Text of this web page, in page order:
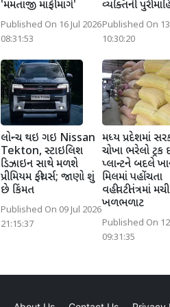
'મમતાજી માફી માંગે'
Published On 16 Jul 2026
08:31:53
વ્યક્તિની પુરી
Published On 13
10:30:20
લોન્ચ થઇ ગઇ Nissan
Tekton, સ્ટાઇલિશ
ડિઝાઇન સાથે મળશે
પ્રીમિયમ ફીચર્સ; જાણો શું
છે કિંમત
Published On 09 Jul 2026
21:15:37
મધ્ય પ્રદેશમાં
ચોખા ભરેલો ટ્રક
પ્લાન્ટને બદલે
મિલમાં પહોંચતા
વહીવટીતંત્રમાં
ખળભળાટ
Published On 12
09:31:35